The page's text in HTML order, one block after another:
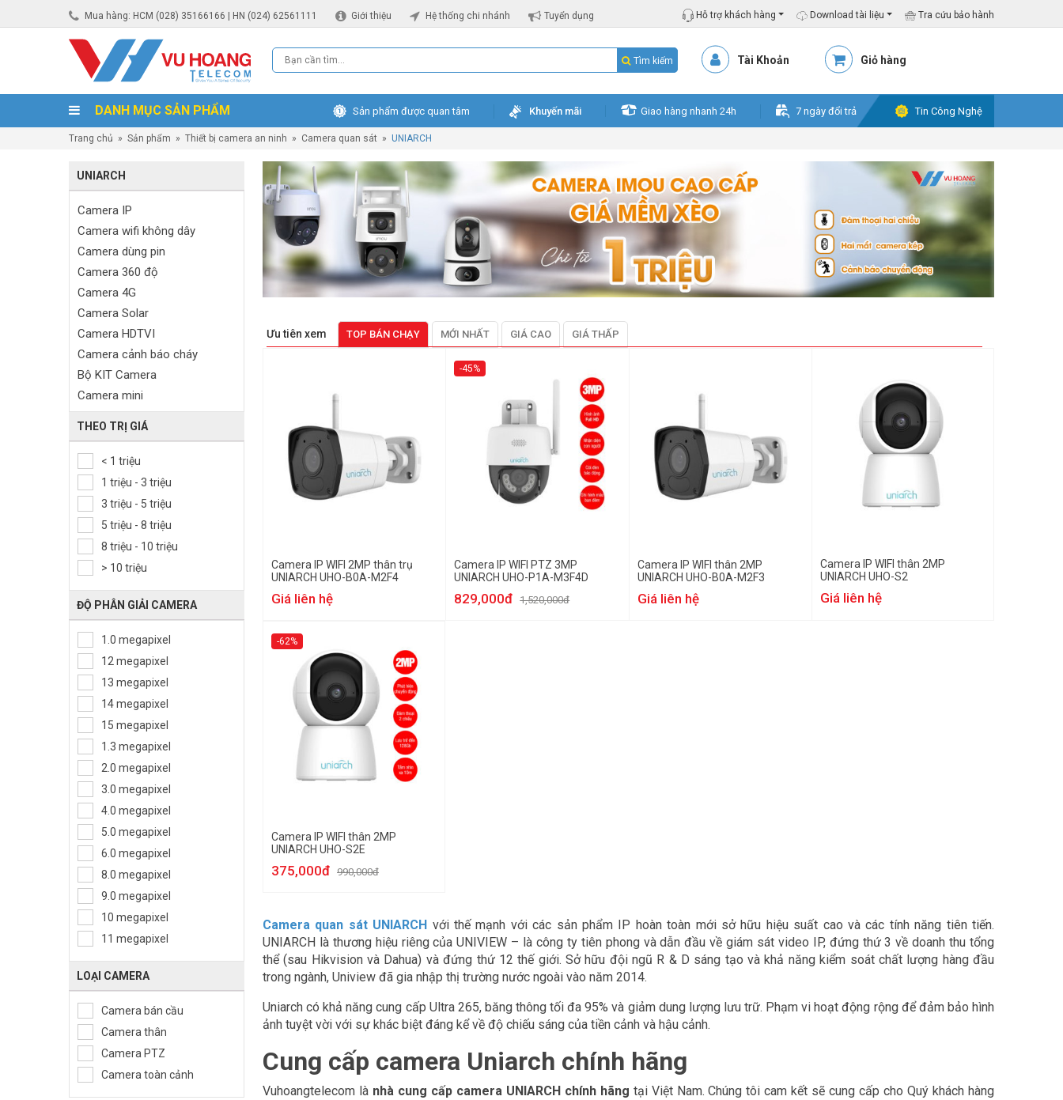
Mua hàng: HCM (028) 35166166 | HN (024) 62561111 Giới thiệu Hệ thống chi nhánh Tuyển dụng Hỗ trợ khách hàng Download tài liệu Tra cứu bảo hành
Tìm kiếm Tài Khoản Giỏ hàng
DANH MỤC SẢN PHẨM Sản phẩm được quan tâm Khuyến mãi Giao hàng nhanh 24h 7 ngày đổi trả Tin Công Nghệ
Trang chủ » Sản phẩm » Thiết bị camera an ninh » Camera quan sát » UNIARCH
UNIARCH
Camera IP
Camera wifi không dây
Camera dùng pin
Camera 360 độ
Camera 4G
Camera Solar
Camera HDTVI
Camera cảnh báo cháy
Bộ KIT Camera
Camera mini
Camera HDCVI
Camera Full Color
Camera Starlight
Camera AI
Camera 5in1
Camera 4in1
Camera AHD
Camera cảm biến thân nhiệt
Camera toàn cảnh
Camera hành trình
Camera chuyên dụng
Camera IoT
Camera trong nhà
Camera ngoài trời
Camera Dome
Camera thân trụ
Camera Speed Dome
Camera ngụy trang
Camera Analog
THEO TRỊ GIÁ
< 1 triệu
1 triệu - 3 triệu
3 triệu - 5 triệu
5 triệu - 8 triệu
8 triệu - 10 triệu
> 10 triệu
ĐỘ PHÂN GIẢI CAMERA
1.0 megapixel
12 megapixel
13 megapixel
14 megapixel
15 megapixel
1.3 megapixel
2.0 megapixel
3.0 megapixel
4.0 megapixel
5.0 megapixel
6.0 megapixel
8.0 megapixel
9.0 megapixel
10 megapixel
11 megapixel
LOẠI CAMERA
Camera bán cầu
Camera thân
Camera PTZ
Camera toàn cảnh
Ưu tiên xem TOP BÁN CHẠY MỚI NHẤT GIÁ CAO GIÁ THẤP
Camera IP WIFI 2MP thân trụ
UNIARCH UHO-B0A-M2F4
Giá liên hệ
-45%
Camera IP WIFI PTZ 3MP
UNIARCH UHO-P1A-M3F4D
829,000đ 1,520,000đ
Camera IP WIFI thân 2MP
UNIARCH UHO-B0A-M2F3
Giá liên hệ
Camera IP WIFI thân 2MP
UNIARCH UHO-S2
Giá liên hệ
-62%
Camera IP WIFI thân 2MP
UNIARCH UHO-S2E
375,000đ 990,000đ
Camera quan sát UNIARCH với thế mạnh với các sản phẩm IP hoàn toàn mới sở hữu hiệu suất cao và các tính năng tiên tiến.
UNIARCH là thương hiệu riêng của UNIVIEW – là công ty tiên phong và dẫn đầu về giám sát video IP, đứng thứ 3 về doanh thu tổng
thể (sau Hikvision và Dahua) và đứng thứ 12 thế giới. Sở hữu đội ngũ R & D sáng tạo và khả năng kiểm soát chất lượng hàng đầu
trong ngành, Uniview đã gia nhập thị trường nước ngoài vào năm 2014.
Uniarch có khả năng cung cấp Ultra 265, băng thông tối đa 95% và giảm dung lượng lưu trữ. Phạm vi hoạt động rộng để đảm bảo hình
ảnh tuyệt vời với sự khác biệt đáng kể về độ chiếu sáng của tiền cảnh và hậu cảnh.
Cung cấp camera Uniarch chính hãng
Vuhoangtelecom là nhà cung cấp camera UNIARCH chính hãng tại Việt Nam. Chúng tôi cam kết sẽ cung cấp cho Quý khách hàng